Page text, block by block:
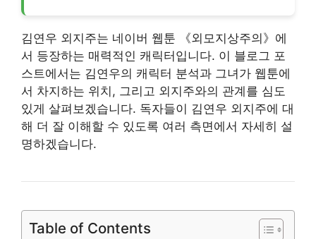
김연우 외지주는 네이버 웹툰 《외모지상주의》에
서 등장하는 매력적인 캐릭터입니다. 이 블로그 포
스트에서는 김연우의 캐릭터 분석과 그녀가 웹툰에
서 차지하는 위치, 그리고 외지주와의 관계를 심도
있게 살펴보겠습니다. 독자들이 김연우 외지주에 대
해 더 잘 이해할 수 있도록 여러 측면에서 자세히 설
명하겠습니다.
Table of Contents